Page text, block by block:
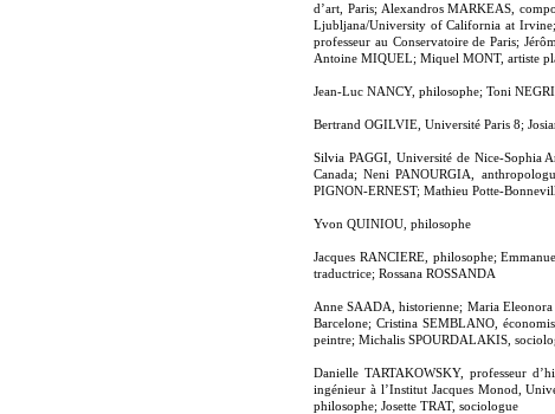
d’art, Paris; Alexandros MARKEAS,
Ljubljana/University of California at
professeur au Conservatoire de Paris;
Antoine MIQUEL; Miquel MONT, artiste
Jean-Luc NANCY, philosophe; Toni
Bertrand OGILVIE, Université Paris 8;
Silvia PAGGI, Université de Nice-Sophia
Canada; Νeni PANOURGIA,
PIGNON-ERNEST; Mathieu Potte-
Yvon QUINIOU, philosophe
Jacques RANCIERE, philosophe;
traductrice; Rossana ROSSANDA
Anne SAADA, historienne; Maria
Barcelone; Cristina SEMBLANO,
peintre; Michalis SPOURDALAKIS,
Danielle TARTAKOWSKY, professeur
ingénieur à l’Institut Jacques Monod,
philosophe; Josette TRAT, sociologue